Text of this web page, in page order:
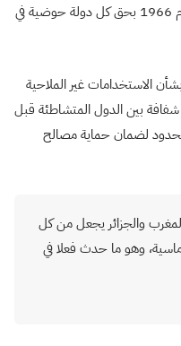
العرفي واتفاقية هلسنكي لعام 1966 بحق كل دولة حوضية في
كما يُلزم اتفاق الأمم المتحدة لعام 1997 بشأن الاستخدامات غير الملاحية
بين الدول المتشاطئة قبل
لضمان حماية مصالح
والجزائر يجعل من كل
وهو ما حدث فعلا في